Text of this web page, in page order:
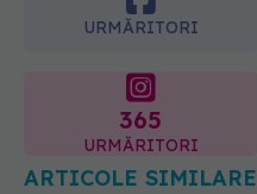
URMĂRITORI
365
URMĂRITORI
ARTICOLE SIMILARE